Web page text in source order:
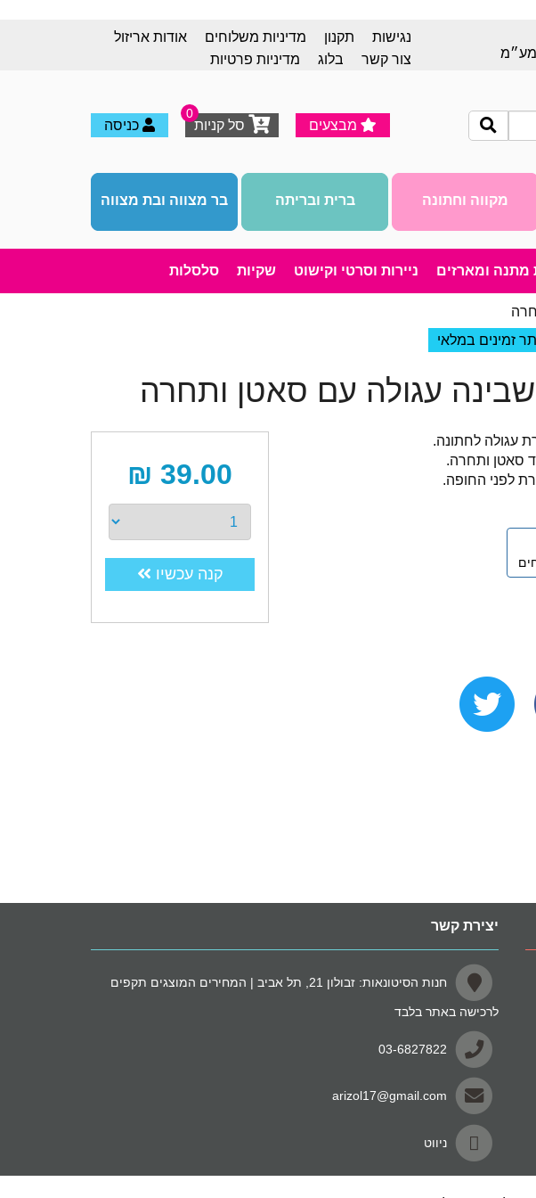
נגישות תקנון מדיניות משלוחים
אודות אריזול
צור קשר
בלוג מדיניות פרטיות מע״מ
מבצעים סל קניות
0
כניסה
בר מצווה ובת מצווה ברית ובריתה מקווה וחתונה
מתנה ומארזים ניירות וסרטי וקישוט שקיות סלסלות
זמינים במלאי
עגולה עם סאטן ותחרה
39.00 ₪
קנה עכשיו
עגולה לחתונה.
סאטן ותחרה.
לפני החופה.
יצירת קשר
חנות הסיטונאות: זבולון 21, תל אביב | המחירים המוצגים תקפים
לרכישה באתר בלבד
03-6827822
arizol17@gmail.com
ניווט